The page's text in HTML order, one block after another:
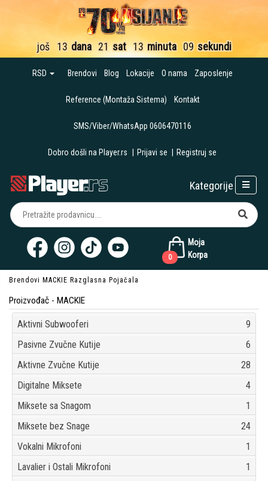
još 13 dana 21 sat 13 minuta 08 sekundi
RSD Brendovi Blog Lokacije O nama Zaposlenje
Reference (Montaža Sistema) Kontakt
SMS/Viber/WhatsApp 0606470116
Dobro došli na Player.rs Prijavi se Registruj se
Moja
Korpa
0
Kategorije
Brendovi MACKIE Razglasna Pojačala
Proizvođač - MACKIE
Aktivni Subwooferi
9
Pasivne Zvučne Kutije
6
Aktivne Zvučne Kutije
28
Digitalne Miksete
4
Miksete sa Snagom
1
Miksete bez Snage
24
Vokalni Mikrofoni
1
Lavalier i Ostali Mikrofoni
1